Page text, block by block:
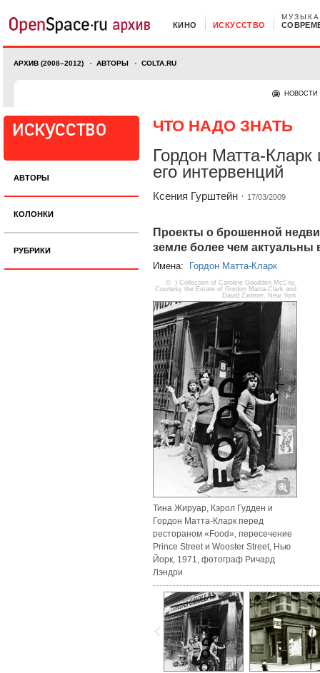
КИНО ИСКУССТВО
МУЗЫКА
АРХИВ (2008–2012) АВТОРЫ COLTA.RU
НОВОСТИ
АВТОРЫ
КОЛОНКИ
РУБРИКИ
ЧТО НАДО ЗНАТЬ
Гордон Матта-Кларк
его интервенций
Ксения Гурштейн · 17/03/2009
Проекты о брошенной
земле более чем актуальны
Имена: Гордон Матта-Кларк
© ) Collection of Caroline Goodden McCoy.
Courtesy the Estate of Gordon Matta-Clark and
David Zwirner, New York
Тина Жируар, Кэрол Гудден и
Гордон Матта-Кларк перед
рестораном «Food», пересечение
Prince Street и Wooster Street, Нью
Йорк, 1971, фотограф Ричард
Лэндри